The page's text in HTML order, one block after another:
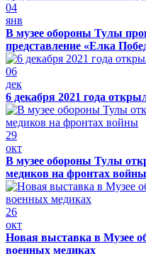
04
янв
В музее обороны Тулы
представление «Елка
06
дек
6 декабря 2021 года
29
окт
В музее обороны Тулы
медиков на фронтах войны
26
окт
Новая выставка в Музее
военных медиках